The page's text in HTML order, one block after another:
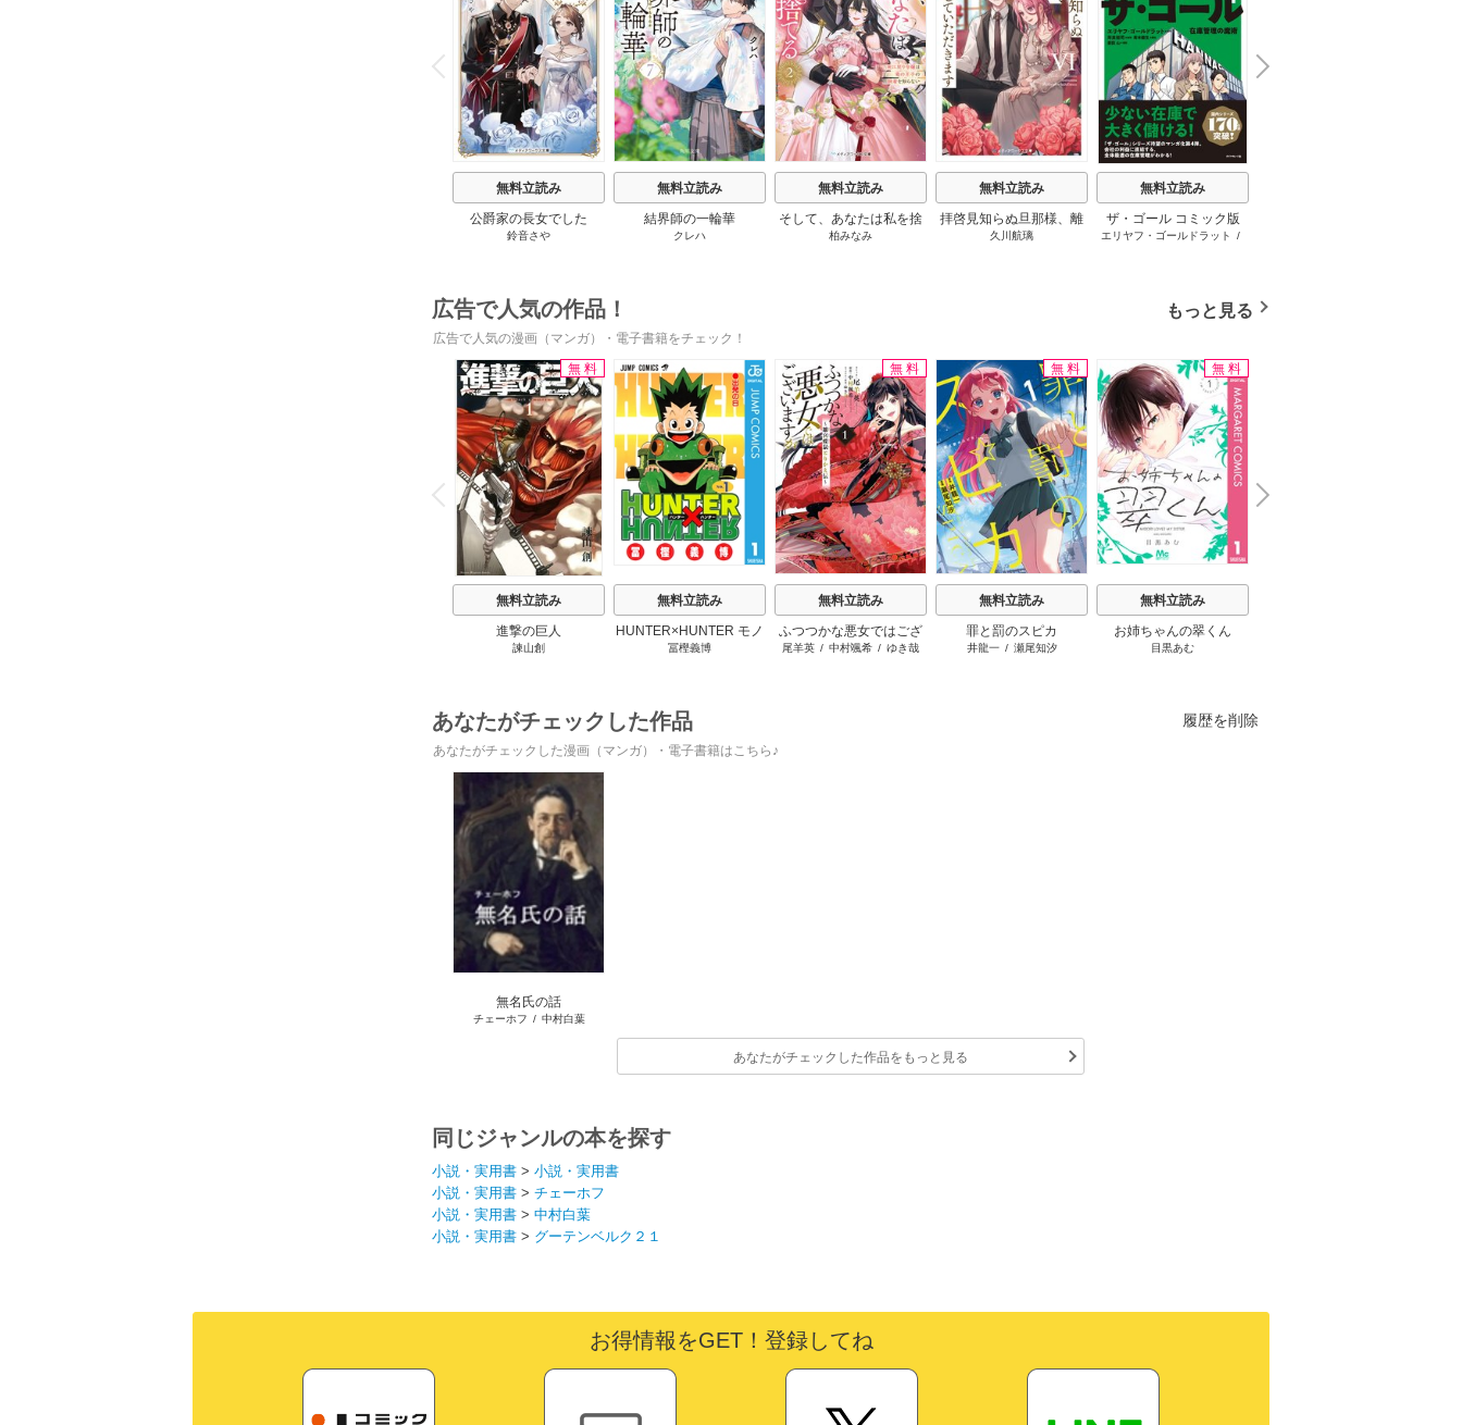
P
r
e
v
i
o
u
s
無料立読み
公爵家の長女でした
鈴音さや
無料立読み
結界師の一輪華
クレハ
無料立読み
そして、あなたは私を捨
てる
柏みなみ
無料立読み
拝啓見知らぬ旦那様、離
婚していただきます
久川航璃
無料立読み
ザ・ゴール コミック版
エリヤフ・ゴールドラット
/
N
e
x
t
広告で人気の作品！ もっと見る
広告で人気の漫画（マンガ）・電子書籍をチェック！
P
r
e
v
i
o
u
s
無料
無料立読み
進撃の巨人
諫山創
無料立読み
HUNTER×HUNTER モノ
クロ版
冨樫義博
無料
無料立読み
ふつつかな悪女ではござ
いますが ～雛宮蝶鼠とり
尾羊英 / 中村颯希 / ゆき哉
無料
無料立読み
罪と罰のスピカ
井龍一/ 瀬尾知汐
無料
無料立読み
お姉ちゃんの翠くん
目黒あむ
N
x
t
あなたがチェックした作品 履歴を削除
あなたがチェックした漫画（マンガ）・電子書籍はこちら♪
無名氏の話
チェーホフ / 中村白葉
あなたがチェックした作品をもっと見る
同じジャンルの本を探す
小説・実用書 > 小説・実用書
小説・実用書 > チェーホフ
小説・実用書 > 中村白葉
小説・実用書 > グーテンベルク２１
お得情報をGET！登録してね